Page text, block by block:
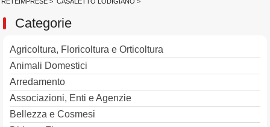
Categorie
Agricoltura, Floricoltura e Orticoltura
Animali Domestici
Arredamento
Associazioni, Enti e Agenzie
Bellezza e Cosmesi